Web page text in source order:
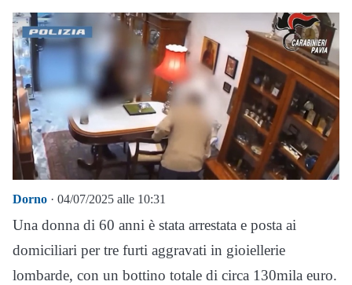
Dorno · 04/07/2025 alle 10:31
Una donna di 60 anni è stata arrestata e posta ai
domiciliari per tre furti aggravati in gioiellerie
lombarde, con un bottino totale di circa 130mila euro.